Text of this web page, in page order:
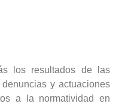
los resultados de las
y actuaciones
a la normatividad en